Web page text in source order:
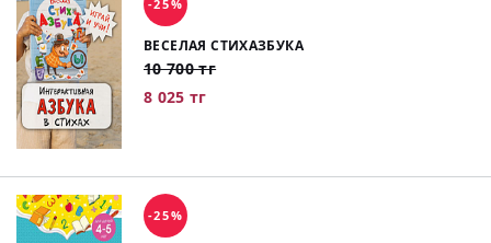
-25%
ВЕСЕЛАЯ СТИХАЗБУКА
10 700 тг
8 025 тг
-25%